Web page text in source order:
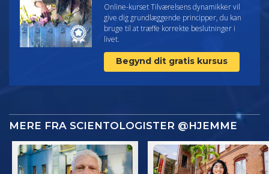
Online-kurset Tilværelsens dynamikker vil
give dig grundlæggende principper, du kan
bruge til at træffe korrekte beslutninger i
livet.
Begynd dit gratis kursus
MERE FRA SCIENTOLOGISTER @HJEMME